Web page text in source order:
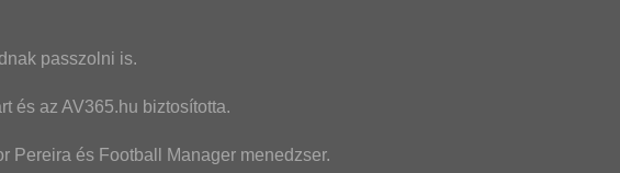
passzolni is.
és az AV365.hu biztosította.
Pereira és Football Manager menedzser.